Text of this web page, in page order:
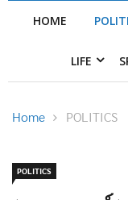
HOME
LIFE
Home POLITICS
POLITICS